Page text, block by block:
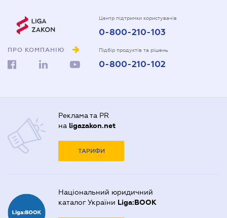
ПРО КОМПАНІЮ
Центр підтримки користувачів
0-800-210-103
Підбір продуктів та рішень
0-800-210-102
Реклама та PR
на ligazakon.net
ТАРИФИ
Національний юридичний
каталог України Liga:BOOK